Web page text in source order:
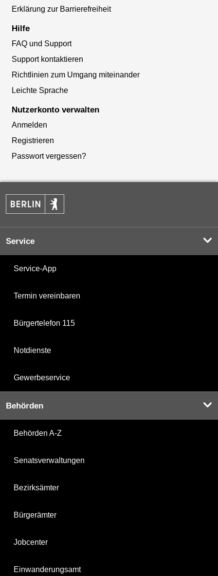
Erklärung zur Barrierefreiheit
Hilfe
FAQ und Support
Support kontaktieren
Richtlinien zum Umgang miteinander
Leichte Sprache
Nutzerkonto verwalten
Anmelden
Registrieren
Passwort vergessen?
Service
Service-App
Termin vereinbaren
Bürgertelefon 115
Notdienste
Gewerbeservice
Behörden
Behörden A-Z
Senatsverwaltungen
Bezirksämter
Bürgerämter
Jobcenter
Einwanderungsamt